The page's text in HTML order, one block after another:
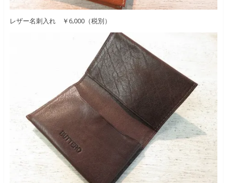
レザー名刺入れ ￥6,000（税別）